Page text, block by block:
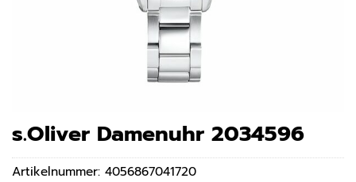
s.Oliver Damenuhr 2034596
Artikelnummer: 4056867041720